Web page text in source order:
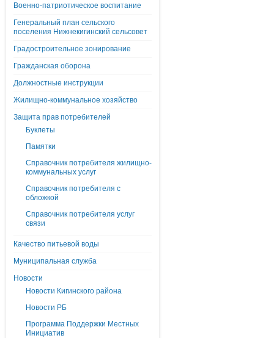
Военно-патриотическое воспитание
Генеральный план сельского
поселения Нижнекигинский сельсовет
Градостроительное зонирование
Гражданская оборона
Должностные инструкции
Жилищно-коммунальное хозяйство
Защита прав потребителей
Буклеты
Памятки
Справочник потребителя жилищно-
коммунальных услуг
Справочник потребителя с
обложкой
Справочник потребителя услуг
связи
Качество питьевой воды
Муниципальная служба
Новости
Новости Кигинского района
Новости РБ
Программа Поддержки Местных
Инициатив